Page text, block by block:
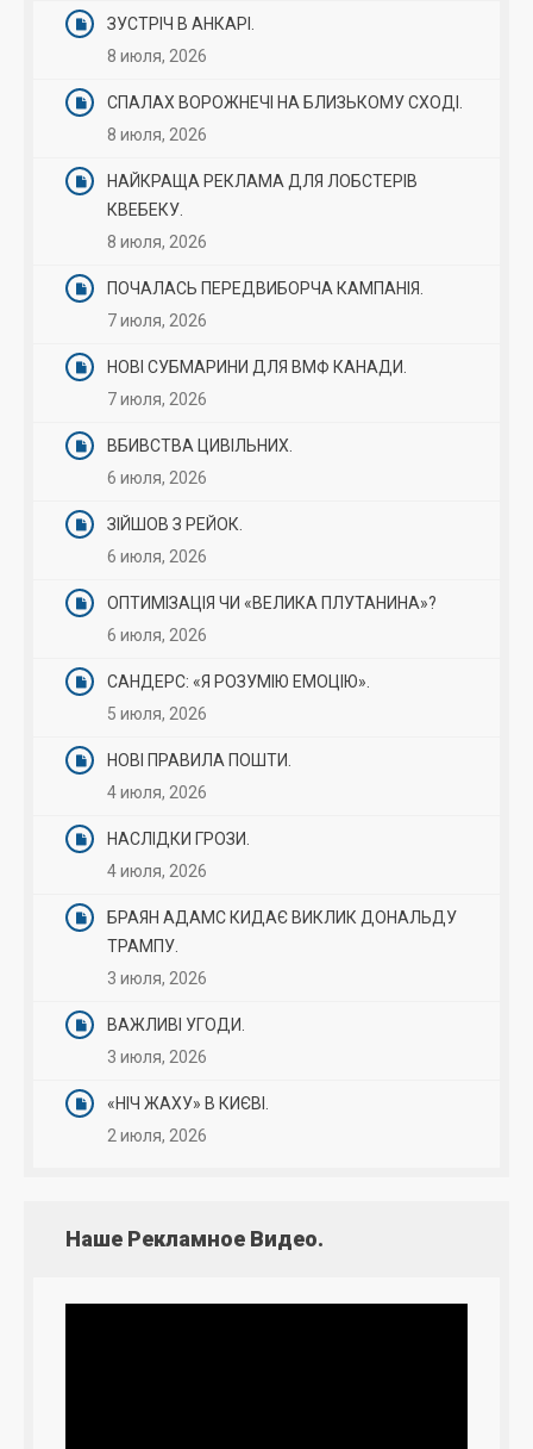
ЗУСТРІЧ В АНКАРІ.
8 июля, 2026
СПАЛАХ ВОРОЖНЕЧІ НА БЛИЗЬКОМУ СХОДІ.
8 июля, 2026
НАЙКРАЩА РЕКЛАМА ДЛЯ ЛОБСТЕРІВ
КВЕБЕКУ.
8 июля, 2026
ПОЧАЛАСЬ ПЕРЕДВИБОРЧА КАМПАНІЯ.
7 июля, 2026
НОВІ СУБМАРИНИ ДЛЯ ВМФ КАНАДИ.
7 июля, 2026
ВБИВСТВА ЦИВІЛЬНИХ.
6 июля, 2026
ЗІЙШОВ З РЕЙОК.
6 июля, 2026
ОПТИМІЗАЦІЯ ЧИ «ВЕЛИКА ПЛУТАНИНА»?
6 июля, 2026
САНДЕРС: «Я РОЗУМІЮ ЕМОЦІЮ».
5 июля, 2026
НОВІ ПРАВИЛА ПОШТИ.
4 июля, 2026
НАСЛІДКИ ГРОЗИ.
4 июля, 2026
БРАЯН АДАМС КИДАЄ ВИКЛИК ДОНАЛЬДУ
ТРАМПУ.
3 июля, 2026
ВАЖЛИВІ УГОДИ.
3 июля, 2026
«НІЧ ЖАХУ» В КИЄВІ.
2 июля, 2026
Наше Рекламное Видео.